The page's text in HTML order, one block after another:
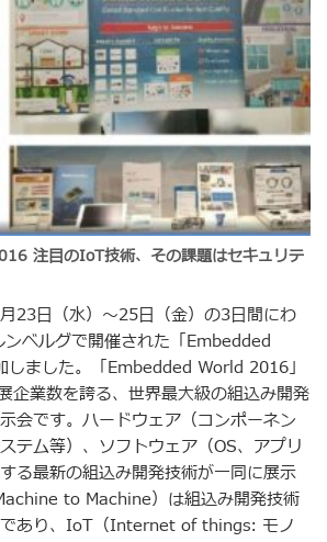
注目のIoT技術、その課題はセキュリテ
23日（水）～25日（金）の3日間にわ
ベルグで開催された「Embedded
ました。「Embedded World 2016」
企業数を誇る、世界最大級の組込み開発
会です。ハードウェア（コンポーネン
テム等）、ソフトウェア（OS、アプリ
る最新の組込み開発技術が一同に展示
to Machine）は組込み開発技術
であり、IoT（Internet of things: モノ